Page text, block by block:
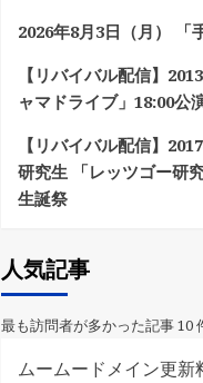
2026年8月3日（月） 「
【リバイバル配信】
ャマドライブ」18:00公
【リバイバル配信】
研究生 「レッツゴー研
生誕祭
人気記事
最も訪問者が多かった記事 10
ムームードメイン更新